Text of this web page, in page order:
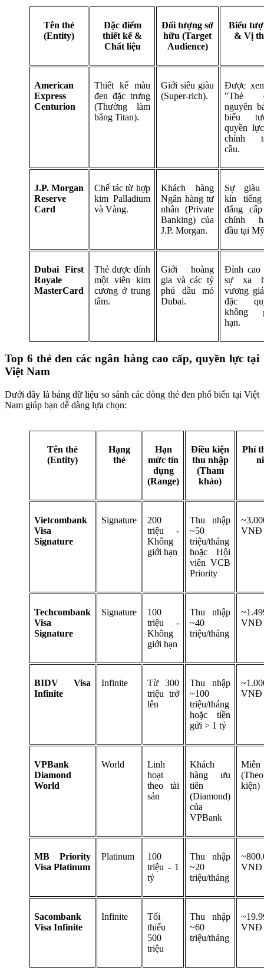
Tên thẻ
(Entity)
Đặc điểm
thiết kế &
Chất liệu
Đối tượng sở
hữu (Target
Audience)
Biểu
& Vị
American
Express
Centurion
Thiết kế màu
đen đặc trưng
(Thường làm
bằng Titan).
Giới siêu giàu
(Super-rich).
Được
"Thẻ
nguyên
biểu
quyền
chính
cầu.
J.P. Morgan
Reserve
Card
Chế tác từ hợp
kim Palladium
và Vàng.
Khách hàng
Ngân hàng tư
nhân (Private
Banking) của
J.P. Morgan.
Sự
kín
đẳng
chính
đầu tại
Dubai First
Royale
MasterCard
Thẻ được đính
một viên kim
cương ở trung
tâm.
Giới hoàng
gia và các tỷ
phú dầu mỏ
Dubai.
Đỉnh cao
sự xa
vương
đặc
không
hạn.
Top 6 thẻ đen các ngân hàng cao cấp, quyền lực tại
Việt Nam
Dưới đây là bảng dữ liệu so sánh các dòng thẻ đen phổ biến tại Việt
Nam giúp bạn dễ dàng lựa chọn:
Tên thẻ
(Entity)
Hạng
thẻ
Hạn
mức tín
dụng
(Range)
Điều kiện
thu nhập
(Tham
khảo)
Phí
Vietcombank
Visa
Signature
Signature
200
triệu -
Không
giới hạn
Thu nhập
~50
triệu/tháng
hoặc Hội
viên VCB
Priority
VNĐ
Techcombank
Visa
Signature
Signature
100
triệu -
Không
giới hạn
Thu nhập
~40
triệu/tháng
VNĐ
BIDV Visa
Infinite
Infinite
Từ 300
triệu trở
lên
Thu nhập
~100
triệu/tháng
hoặc tiền
gửi > 1 tỷ
VNĐ
VPBank
Diamond
World
World
Linh
hoạt
theo tài
sản
Khách
hàng ưu
tiên
(Diamond)
của
VPBank
kiện)
MB Priority
Visa Platinum
Platinum
100
triệu - 1
tỷ
Thu nhập
~20
triệu/tháng
VNĐ
Sacombank
Visa Infinite
Infinite
Tối
thiểu
500
triệu
Thu nhập
~60
triệu/tháng
VNĐ